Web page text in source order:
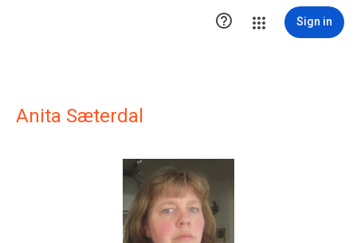
 Sign in
Anita Sæterdal